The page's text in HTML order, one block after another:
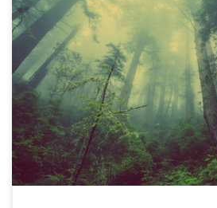
Para superar las pandemias
restaurar desde la ecología, feminismo,